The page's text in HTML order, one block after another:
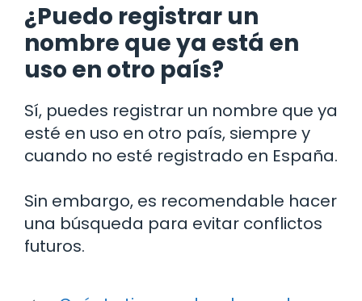
¿Puedo registrar un
nombre que ya está en
uso en otro país?
Sí, puedes registrar un nombre que ya
esté en uso en otro país, siempre y
cuando no esté registrado en España.
Sin embargo, es recomendable hacer
una búsqueda para evitar conflictos
futuros.